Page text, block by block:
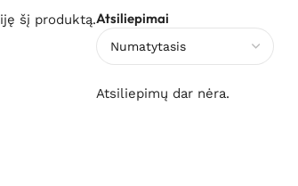
Atsiliepimai
Atsiliepimų dar nėra.
šį produktą.